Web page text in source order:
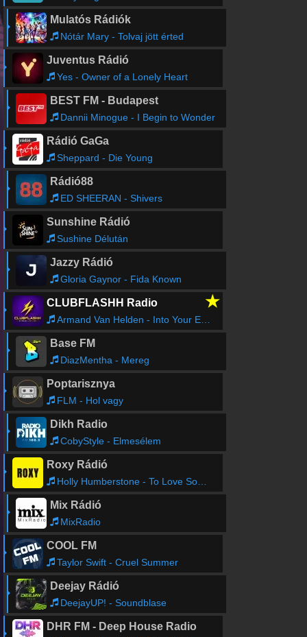
Mulatós Rádiók
Nótár Mary - Tolvaj jött érted
Juventus Rádió
Yes - Owner of a Lonely Heart
BEST FM - Budapest
Dannii Minogue - I Begin to Wonder
Rádió GaGa
Sheppard - Die Young
Rádió88
ED SHEERAN - Shivers
Sunshine Rádió
Sushine Délután
Jazzy Rádió
Gloria Gaynor - Fida Known
CLUBFLASHH Radio ★
Armand Van Helden - Into Your Eyes (Radio Edit)
Base FM
DiazMentha - Mereg
Poptarisznya
FLM - Hol vagy
Dikh Radio
CobyStyle - Elmesélem
Roxy Rádió
Holly Humberstone - To Love Somebody
Mix Rádió
MixRadio
COOL FM
Taylor Swift - Cruel Summer
Deejay Rádió
DeejayUP! - Soundblase
DHR FM - Deep House Radio